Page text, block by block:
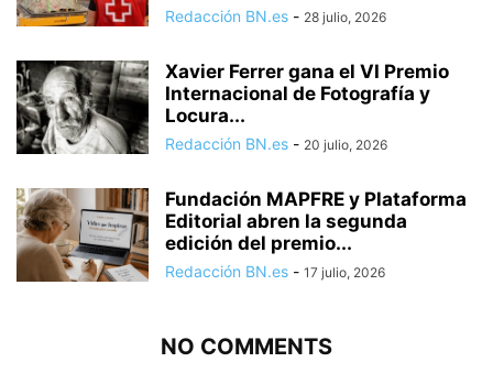
Redacción BN.es - 28 julio, 2026
Xavier Ferrer gana el VI Premio
Internacional de Fotografía y
Locura...
Redacción BN.es - 20 julio, 2026
Fundación MAPFRE y Plataforma
Editorial abren la segunda
edición del premio...
Redacción BN.es - 17 julio, 2026
NO COMMENTS